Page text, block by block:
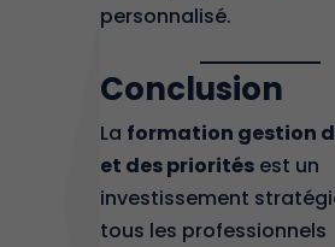
personnalisé.
Conclusion
La formation gestion
et des priorités est un
investissement
tous les professionnels